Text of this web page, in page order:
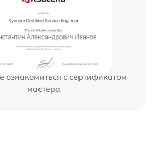
ознакомиться с сертификатом
мастера